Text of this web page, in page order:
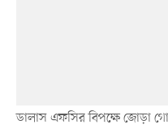
ডালাস এফসির বিপক্ষে জোড়া